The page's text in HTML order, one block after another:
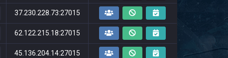
37.230.228.73:27015
62.122.215.18:27015
45.136.204.14:27015